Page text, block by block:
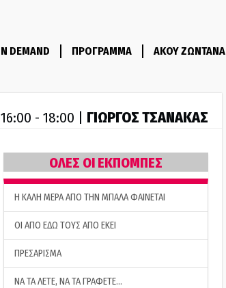
DEMAND ΠΡΟΓΡΑΜΜΑ ΑΚΟΥ ΖΩΝΤΑΝΑ
16:00 - 18:00 | ΓΙΩΡΓΟΣ ΤΣΑΝΑΚΑΣ
ΟΛΕΣ ΟΙ ΕΚΠΟΜΠΕΣ
H ΚΑΛΗ ΜΕΡΑ ΑΠΟ ΤΗΝ ΜΠΑΛΑ ΦΑΙΝΕΤΑΙ
ΟΙ ΑΠΟ ΕΔΩ ΤΟΥΣ ΑΠΟ ΕΚΕΙ
ΠΡΕΣΑΡΙΣΜΑ
ΝΑ ΤΑ ΛΕΤΕ, ΝΑ ΤΑ ΓΡΑΦΕΤΕ…